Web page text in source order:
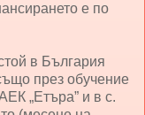
е по
в България
през обучение
„Етъра” и в с.